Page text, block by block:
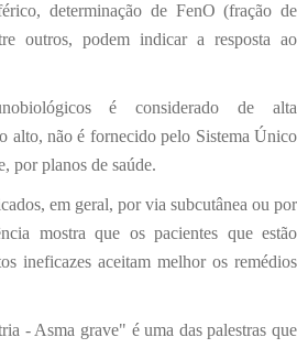
determinação de FenO (fração de
outros, podem indicar a resposta ao
é considerado de alta
alto, não é fornecido pelo Sistema Único
por planos de saúde.
em geral, por via subcutânea ou por
mostra que os pacientes que estão
ineficazes aceitam melhor os remédios
- Asma grave" é uma das palestras que